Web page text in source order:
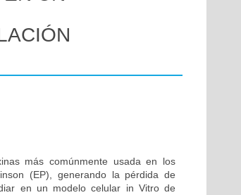
más comúnmente usada en los
(EP), generando la pérdida de
en un modelo celular in Vitro de